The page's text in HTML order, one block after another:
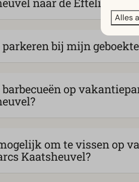
naar de Efteling?
bij mijn
op
om te vissen op
Kaatsheuvel?
Alles